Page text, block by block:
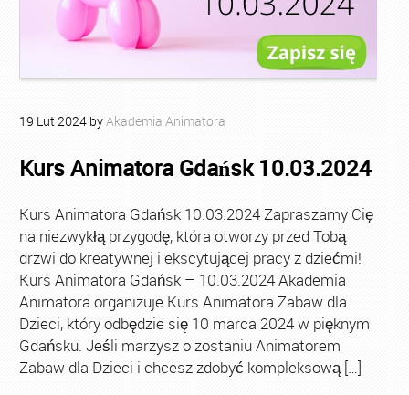
19 Lut2024 byAkademia Animatora
Kurs Animatora Gdańsk 10.03.2024
Kurs Animatora Gdańsk 10.03.2024 Zapraszamy Cię
na niezwykłą przygodę, która otworzy przed Tobą
drzwi do kreatywnej i ekscytującej pracy z dziećmi!
Kurs Animatora Gdańsk – 10.03.2024 Akademia
Animatora organizuje Kurs Animatora Zabaw dla
Dzieci, który odbędzie się 10 marca 2024 w pięknym
Gdańsku. Jeśli marzysz o zostaniu Animatorem
Zabaw dla Dzieci i chcesz zdobyć kompleksową […]